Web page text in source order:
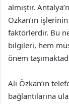
almıştır.
Özkan’ın
faktörlerdir. Bu
bilgileri, hem
önem
Ali Özkan’ın
bağlantılarına